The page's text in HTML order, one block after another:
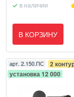
в наличии
В КОРЗИНУ
арт. 2.150.ПС
2
установка 12 000